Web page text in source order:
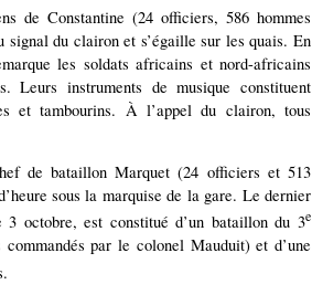
de Constantine (24 officiers, 586 hommes
du clairon et s’égaille sur les quais. En
les soldats africains et nord-africains
Leurs instruments de musique constituent
et tambourins. À l’appel du clairon, tous
de bataillon Marquet (24 officiers et 513
sous la marquise de la gare. Le dernier
octobre, est constitué d’un bataillon du 3e
par le colonel Mauduit) et d’une